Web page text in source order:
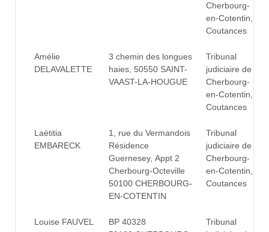
Cherbourg-
en-Cotentin,
Coutances
Amélie
DELAVALETTE
3 chemin des longues
haies, 50550 SAINT-
VAAST-LA-HOUGUE
Tribunal
judiciaire de
Cherbourg-
en-Cotentin,
Coutances
Laëtitia
EMBARECK
1, rue du Vermandois
Résidence
Guernesey, Appt 2
Cherbourg-Octeville
50100 CHERBOURG-
EN-COTENTIN
Tribunal
judiciaire de
Cherbourg-
en-Cotentin,
Coutances
Louise FAUVEL
BP 40328
Tribunal